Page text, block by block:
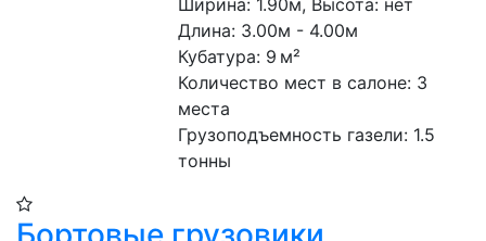
Ширина: 1.90м, Высота: нет
Длина: 3.00м - 4.00м
Кубатура: 9 м²
Количество мест в салоне: 3
места
Грузоподъемность газели: 1.5
тонны